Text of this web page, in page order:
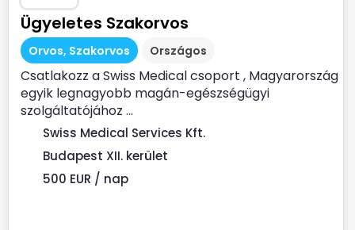
Ügyeletes Szakorvos
Orvos, Szakorvos Országos
Csatlakozz a Swiss Medical csoport , Magyarország
egyik legnagyobb magán-egészségügyi
szolgáltatójához ...
Swiss Medical Services Kft.
Budapest XII. kerület
500 EUR / nap